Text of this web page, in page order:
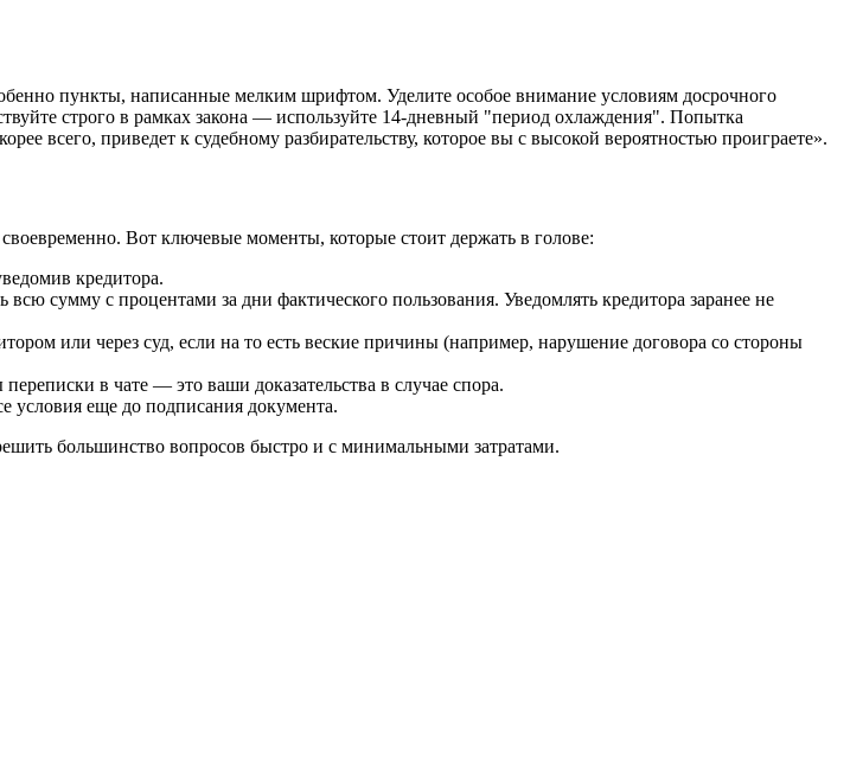
пункты, написанные мелким шрифтом. Уделите особое внимание условиям досрочного
строго в рамках закона — используйте 14-дневный "период охлаждения". Попытка
всего, приведет к судебному разбирательству, которое вы с высокой вероятностью проиграете».
Вот ключевые моменты, которые стоит держать в голове:
кредитора.
сумму с процентами за дни фактического пользования. Уведомлять кредитора заранее не
или через суд, если на то есть веские причины (например, нарушение договора со стороны
в чате — это ваши доказательства в случае спора.
условия еще до подписания документа.
большинство вопросов быстро и с минимальными затратами.